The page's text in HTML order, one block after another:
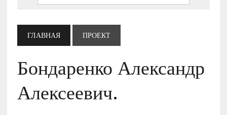
ГЛАВНАЯ ПРОЕКТ
Бондаренко Александр
Алексеевич.